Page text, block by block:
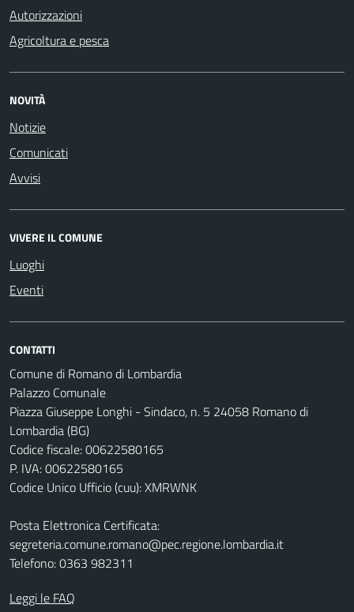
Autorizzazioni
Agricoltura e pesca
NOVITÀ
Notizie
Comunicati
Avvisi
VIVERE IL COMUNE
Luoghi
Eventi
CONTATTI
Comune di Romano di Lombardia
Palazzo Comunale
Piazza Giuseppe Longhi - Sindaco, n. 5 24058 Romano di
Lombardia (BG)
Codice fiscale: 00622580165
P. IVA: 00622580165
Codice Unico Ufficio (cuu): XMRWNK
Posta Elettronica Certificata:
segreteria.comune.romano@pec.regione.lombardia.it
Telefono: 0363 982311
Leggi le FAQ